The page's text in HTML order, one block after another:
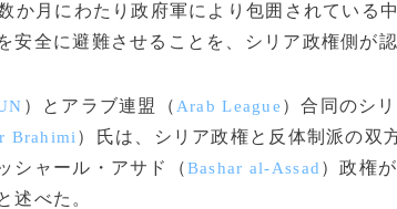
か月にわたり政府軍により包囲されている
安全に避難させることを、シリア政権側が
）とアラブ連盟（ Arab League ）合同のシ
Brahimi ）氏は、シリア政権と反体制派の双
シャール・アサド（Bashar al-Assad ）政権
述べた。